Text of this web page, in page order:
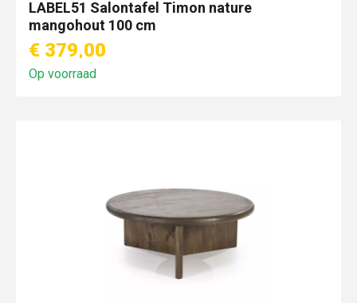
LABEL51 Salontafel Timon nature
mangohout 100 cm
€ 379,00
Op voorraad